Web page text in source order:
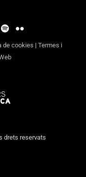
de cookies | Termes i
drets reservats